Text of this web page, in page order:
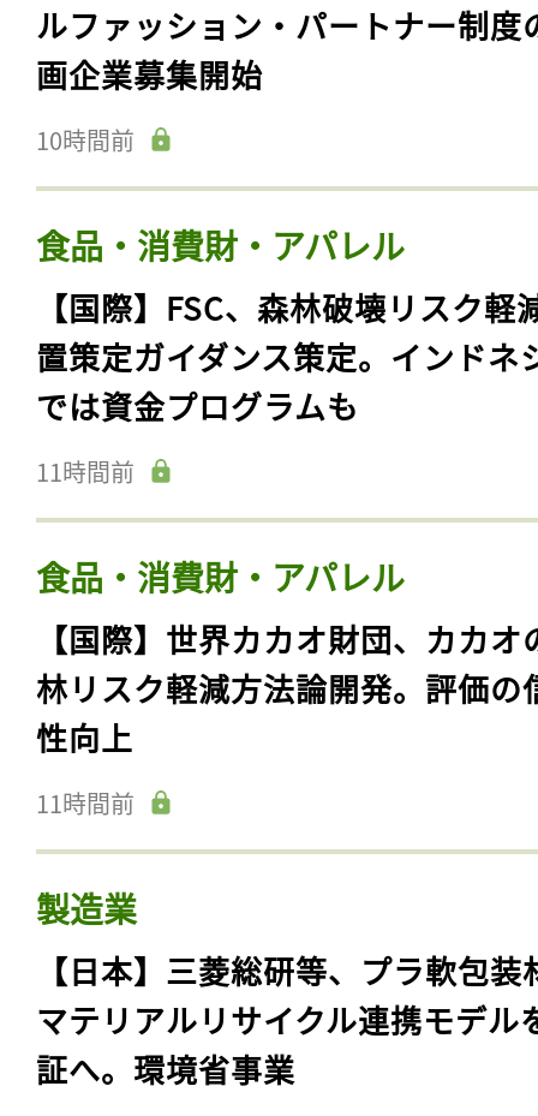
ルファッション・パートナー制度
画企業募集開始
10時間前
食品・消費財・アパレル
【国際】FSC、森林破壊リスク軽
置策定ガイダンス策定。インドネ
では資金プログラムも
11時間前
食品・消費財・アパレル
【国際】世界カカオ財団、カカオ
林リスク軽減方法論開発。評価の
性向上
11時間前
製造業
【日本】三菱総研等、プラ軟包装
マテリアルリサイクル連携モデル
証へ。環境省事業